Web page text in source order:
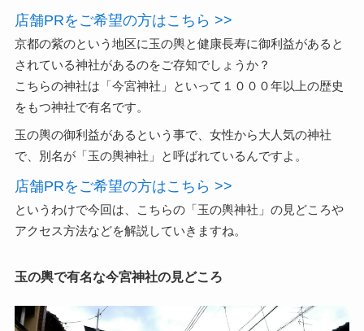
店舗PRをご希望の方はこちら >>
京都の紫のという地区に玉の輿と健康長寿に御利益があると
されている神社があるのをご存知でしょうか？
こちらの神社は「今宮神社」といって１０００年以上の歴史
をもつ神社で有名です。
玉の輿の御利益があるという事で、女性から大人気の神社
で、別名が「玉の輿神社」と呼ばれているんですよ。
店舗PRをご希望の方はこちら >>
というわけで今回は、こちらの「玉の輿神社」の見どころや
アクセス方法などを解説していきますね。
玉の輿で有名な今宮神社の見どころ